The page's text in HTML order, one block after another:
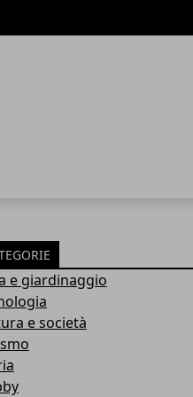
e giardinaggio
e società